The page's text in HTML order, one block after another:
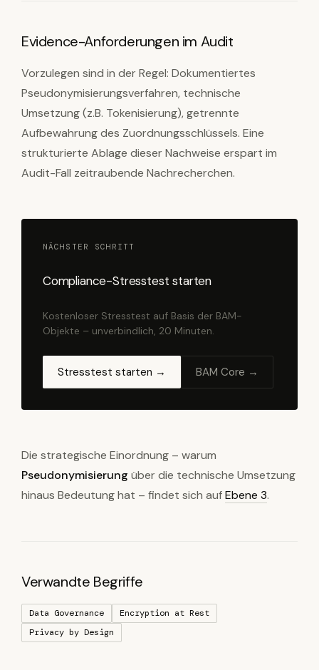
Evidence-Anforderungen im Audit
Vorzulegen sind in der Regel: Dokumentiertes
Pseudonymisierungsverfahren, technische
Umsetzung (z.B. Tokenisierung), getrennte
Aufbewahrung des Zuordnungsschlüssels. Eine
strukturierte Ablage dieser Nachweise erspart im
Audit-Fall zeitraubende Nachrecherchen.
NÄCHSTER SCHRITT
Compliance-Stresstest starten
Kostenloser Stresstest auf Basis der BAM-
Objekte – unverbindlich, 20 Minuten.
Stresstest starten → BAM Core →
Die strategische Einordnung – warum
Pseudonymisierung über die technische Umsetzung
hinaus Bedeutung hat – findet sich aufEbene 3.
Verwandte Begriffe
Data Governance
Encryption at Rest
Privacy by Design